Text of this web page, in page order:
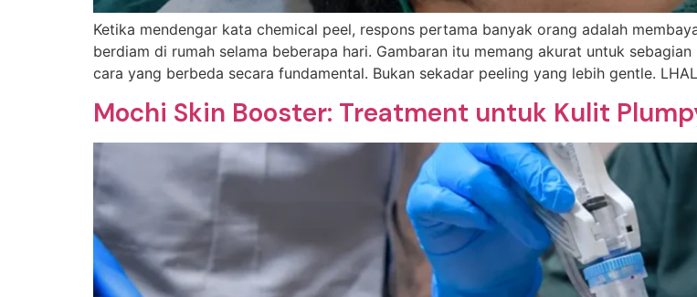
Ketika mendengar kata chemical peel, respons pertama banyak orang adalah
berdiam di rumah selama beberapa hari. Gambaran itu memang akurat untuk
cara yang berbeda secara fundamental. Bukan sekadar peeling yang lebih gentle.
Mochi Skin Booster: Treatment untuk Kulit